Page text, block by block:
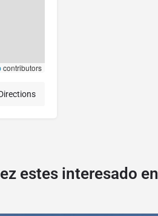
contributors
estes interesado en